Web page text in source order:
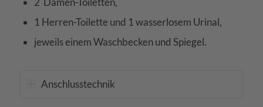
1 Herren-Toilette und 1 wasserlosem Urinal,
jeweils einem Waschbecken und Spiegel.
Anschlusstechnik